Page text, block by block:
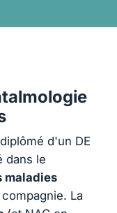
d'un DE
dans le
maladies
La